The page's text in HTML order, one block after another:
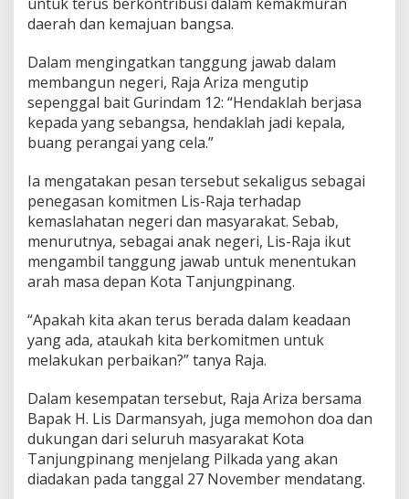
daerah dan kemajuan bangsa.
Dalam mengingatkan tanggung jawab dalam
membangun negeri, Raja Ariza mengutip
sepenggal bait Gurindam 12: “Hendaklah berjasa
kepada yang sebangsa, hendaklah jadi kepala,
buang perangai yang cela.”
Ia mengatakan pesan tersebut sekaligus sebagai
penegasan komitmen Lis-Raja terhadap
kemaslahatan negeri dan masyarakat. Sebab,
menurutnya, sebagai anak negeri, Lis-Raja ikut
mengambil tanggung jawab untuk menentukan
arah masa depan Kota Tanjungpinang.
“Apakah kita akan terus berada dalam keadaan
yang ada, ataukah kita berkomitmen untuk
melakukan perbaikan?” tanya Raja.
Dalam kesempatan tersebut, Raja Ariza bersama
Bapak H. Lis Darmansyah, juga memohon doa dan
dukungan dari seluruh masyarakat Kota
Tanjungpinang menjelang Pilkada yang akan
diadakan pada tanggal 27 November mendatang.